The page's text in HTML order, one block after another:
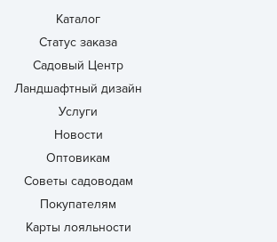
Каталог
Статус заказа
Садовый Центр
Ландшафтный дизайн
Услуги
Новости
Оптовикам
Советы садоводам
Покупателям
Карты лояльности